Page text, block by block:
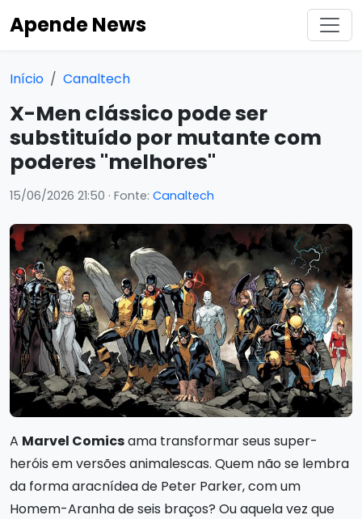
Apende News
Início Canaltech
X-Men clássico pode ser
substituído por mutante com
poderes "melhores"
15/06/2026 21:50 · Fonte: Canaltech
A Marvel Comicsama transformar seus super-
heróis em versões animalescas. Quem não se lembra
da forma aracnídea de Peter Parker, com um
Homem-Aranha de seis braços? Ou aquela vez que